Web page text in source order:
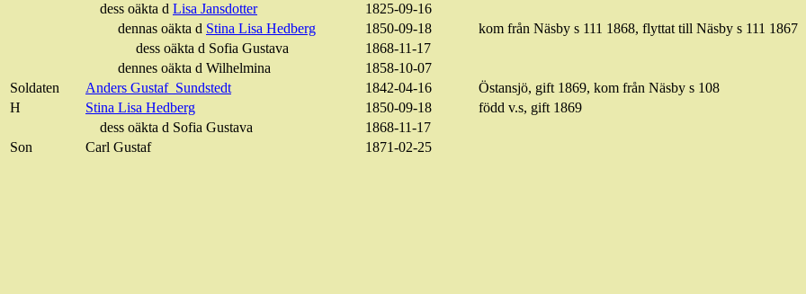
dess oäkta d Lisa Jansdotter
1825-09-16
dennas oäkta d Stina Lisa Hedberg 1850-09-18
kom från Näsby s 111 1868, flyttat till Näsby s 111 1867
dess oäkta d Sofia Gustava
1868-11-17
dennes oäkta d Wilhelmina
1858-10-07
Soldaten
Anders Gustaf Sundstedt 1842-04-16
Östansjö, gift 1869, kom från Näsby s 108
H
Stina Lisa Hedberg 1850-09-18 född v.s, gift 1869
dess oäkta d Sofia Gustava
1868-11-17
Son
Carl Gustaf 1871-02-25